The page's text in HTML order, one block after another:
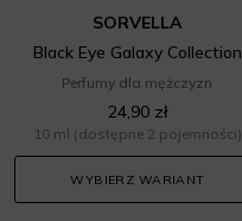
SORVELLA
Black Eye Galaxy Collection
Perfumy dla mężczyzn
24,90 zł
10 ml (dostępne 2 pojemności)
WYBIERZ WARIANT